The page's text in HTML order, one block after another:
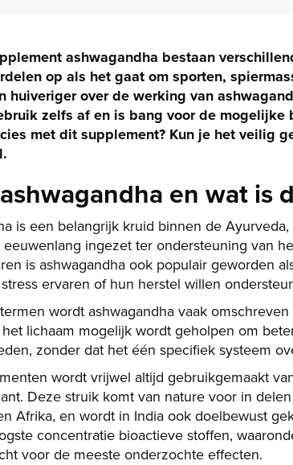
ashwagandha bestaan
op als het gaat om sporten,
huiveriger over de werking van
zelfs af en is bang voor de
met dit supplement? Kun je het veilig
en wat is
is een belangrijk kruid binnen de
ingezet ter ondersteuning van
is ashwagandha ook populair geworden
ervaren of hun herstel willen
wordt ashwagandha vaak
lichaam mogelijk wordt geholpen om
zonder dat het één specifiek systeem
wordt vrijwel altijd gebruikgemaakt
Deze struik komt van nature voor in
Afrika, en wordt in India ook doelbewust
concentratie bioactieve stoffen,
voor de meeste onderzochte effecten.